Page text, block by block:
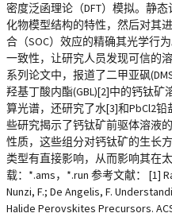
密度泛函理论（DFT）模拟。静
化物模型结构的特性，然后对其
合（SOC）效应的精确其光学行
一致性，让研究人员发现可信的
系列论文中，报道了二甲亚砜
羟基丁酸内酯(GBL)[2]中的钙钛
算光谱，还研究了水[3]和PbCl2
些研究揭示了钙钛矿前驱体溶液
性质，这些组分对钙钛矿的生长
类型有直接影响，从而影响其在
载：*.ams，*.run 参考文献： [1]
Nunzi, F.; De Angelis, F.
Halide Perovskites Precursors.